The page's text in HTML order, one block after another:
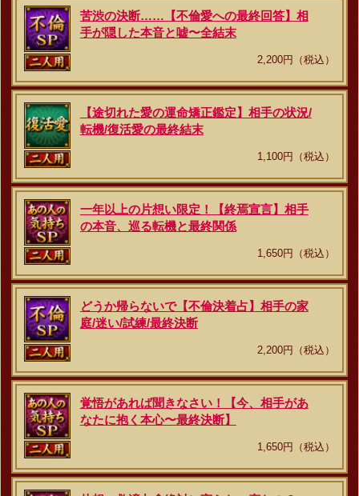
苦渋の決断……【不倫愛への最終回答】相
手が隠した本音と嘘〜全結末
2,200円（税込）
【途切れた愛の運命矯正鑑定】相手の状況/
転機/復活愛の最終結末
1,100円（税込）
一年以上の片想い限定！【終焉宣言】相手
の本音、巡る転機と最終関係
1,650円（税込）
どうか帰らないで【不倫決着占】相手の家
庭/迷い/試練/最終決断
2,200円（税込）
覚悟があれば聞きなさい！【今、相手があ
なたに抱く本心〜最終決断】
1,650円（税込）